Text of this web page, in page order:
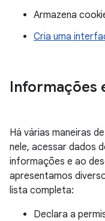
Armazena
Cria uma
Informações
Há várias maneiras
nele, acessar dados
informações e ao
apresentamos
lista completa:
Declara a